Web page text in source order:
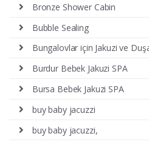
Bronze Shower Cabin
Bubble Sealing
Bungalovlar için Jakuzi ve
Burdur Bebek Jakuzi SPA
Bursa Bebek Jakuzi SPA
buy baby jacuzzi
buy baby jacuzzi,